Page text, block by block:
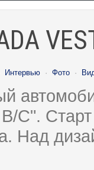
Интервью · Фото ·
C".
Над